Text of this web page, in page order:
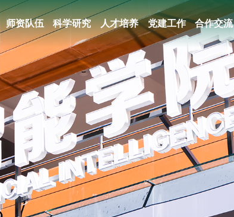
师资队伍 科学研究 人才培养 党建工作 合作交流